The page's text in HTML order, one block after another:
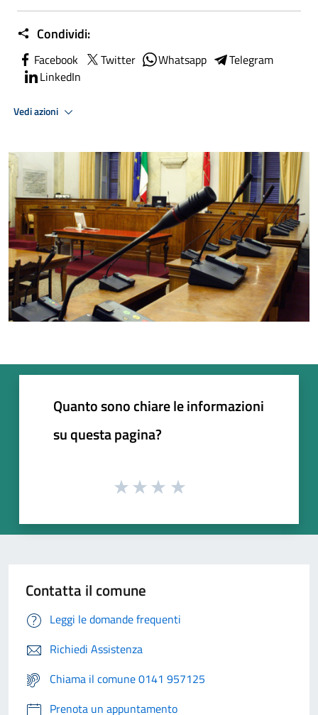
Condividi:
Facebook Twitter Whatsapp
Telegram
LinkedIn
Vedi azioni
Quanto sono chiare le informazioni
su questa pagina?
Contatta il comune
Leggi le domande frequenti
Richiedi Assistenza
Chiama il comune 0141 957125
Prenota un appuntamento